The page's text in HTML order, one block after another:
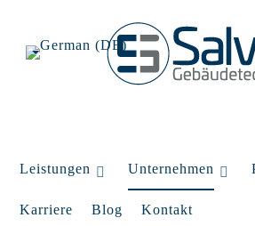
Leistungen Unternehmen
Karriere Blog Kontakt